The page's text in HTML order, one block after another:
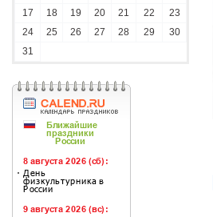
17
18 19 20 21 22
23
24
25 26 27 28 29
30
31